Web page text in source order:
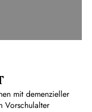
mit demenzieller
Vorschulalter